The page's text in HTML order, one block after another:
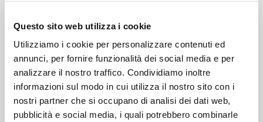
Questo sito web utilizza i cookie
Utilizziamo i cookie per personalizzare contenuti ed
annunci, per fornire funzionalità dei social media e per
analizzare il nostro traffico. Condividiamo inoltre
informazioni sul modo in cui utilizza il nostro sito con i
nostri partner che si occupano di analisi dei dati web,
pubblicità e social media, i quali potrebbero combinarle
CONTACT US
Pieces per carton 12